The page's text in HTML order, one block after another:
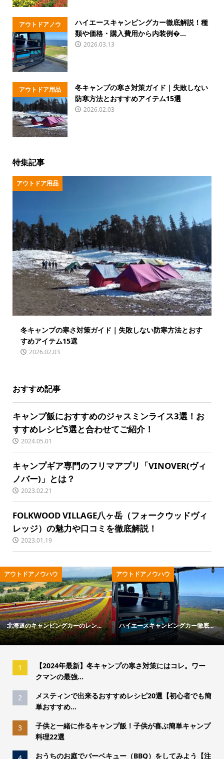
アウトドアノウ
ハウ
ハイエースキャンピングカー徹底解説！種
類や価格・購入費用から内装例�...
2026.03.13
アウトドア用品
冬キャンプの寒さ対策ガイド｜失敗しない
防寒方法とおすすめアイテム15選
2026.02.03
特集記事
アウトドア用品
冬キャンプの寒さ対策ガイド｜失敗しない防寒方法とおす
すめアイテム15選
2026.02.03
おすすめ記事
キャンプ飯におすすめのジャスミンライス3選！お
すすめレシピ5選と合わせてご紹介！
2024.05.01
キャンプギア専門のフリマアプリ「VINOVER(ヴィ
ノバー)」とは？
2023.02.21
FOLKWOOD VILLAGE八ヶ岳（フォークウッドヴィ
レッジ）の魅力や口コミを徹底解説！
2023.01.19
アウトドアノウハウ
ハイエースキャンピングカー徹底...
アウトドア用品
冬キャンプの寒さ対策ガイド｜失...
1
【2024年最新】冬キャンプの寒さ対策にはコレ。ワー
クマンの最強...
2
メスティンで出来るおすすめレシピ20選【初心者でも簡
単おすすめ...
3
子供と一緒に作るキャンプ飯！子供が喜ぶ簡単キャンプ
料理22選
おうちのお庭でバーベキュー（BBQ）をしてみよう【注